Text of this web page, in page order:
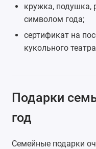
кружка, подушка,
символом года;
сертификат на
кукольного
Подарки
год
Семейные подарки